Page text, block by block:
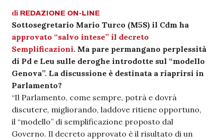
di REDAZIONE ON-LINE
Sottosegretario Mario Turco (M5S) il Cdm ha
approvato “salvo intese” il decreto
Semplificazioni. Ma pare permangano perplessità
di Pd e Leu sulle deroghe introdotte sul “modello
Genova”. La discussione è destinata a riaprirsi in
Parlamento?
“Il Parlamento, come sempre, potrà e dovrà
discutere, migliorando, laddove ritiene opportuno,
il “modello” di semplificazione proposto dal
Governo. Il decreto approvato è il risultato di un